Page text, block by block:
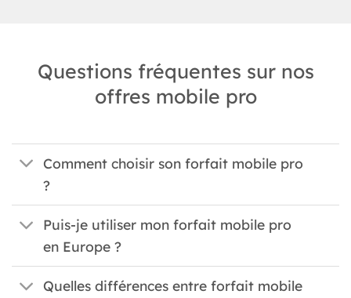
Questions fréquentes sur nos
offres mobile pro
Comment choisir son forfait mobile pro
?
Puis-je utiliser mon forfait mobile pro
en Europe ?
Quelles différences entre forfait mobile